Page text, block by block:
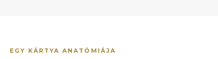
EGY KÁRTYA ANATÓMIÁJA